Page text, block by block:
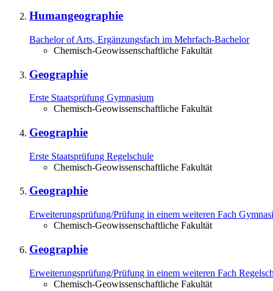
Humangeographie
Bachelor of Arts, Ergänzungsfach im Mehrfach-⁠Bachelor
Chemisch-Geowissenschaftliche Fakultät
Geographie
Erste Staatsprüfung Gymnasium
Chemisch-Geowissenschaftliche Fakultät
Geographie
Erste Staatsprüfung Regelschule
Chemisch-Geowissenschaftliche Fakultät
Geographie
Erweiterungsprüfung/Prüfung in einem weiteren Fach
Chemisch-Geowissenschaftliche Fakultät
Geographie
Erweiterungsprüfung/Prüfung in einem weiteren Fach
Chemisch-Geowissenschaftliche Fakultät